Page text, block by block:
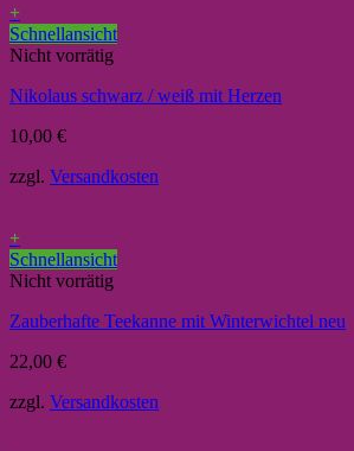
+
Schnellansicht
Nicht vorrätig
Nikolaus schwarz / weiß mit Herzen
10,00 €
zzgl. Versandkosten
+
Schnellansicht
Nicht vorrätig
Zauberhafte Teekanne mit Winterwichtel neu
22,00 €
zzgl. Versandkosten